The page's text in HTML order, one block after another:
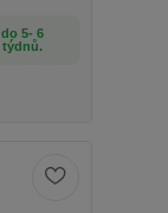
do 5- 6
týdnů.